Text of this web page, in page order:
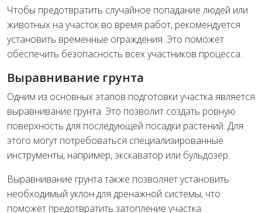
Чтобы предотвратить случайное попадание людей или
животных на участок во время работ, рекомендуется
установить временные ограждения. Это поможет
обеспечить безопасность всех участников процесса.
Выравнивание грунта
Одним из основных этапов подготовки участка является
выравнивание грунта. Это позволит создать ровную
поверхность для последующей посадки растений. Для
этого могут потребоваться специализированные
инструменты, например, экскаватор или бульдозер.
Выравнивание грунта также позволяет установить
необходимый уклон для дренажной системы, что
поможет предотвратить затопление участка.